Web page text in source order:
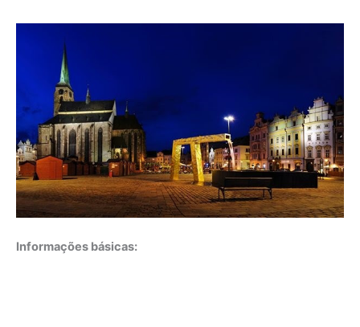
Informações básicas: